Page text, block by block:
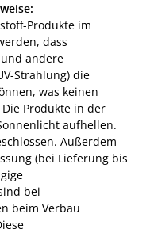
Produkte im
dass
andere
Strahlung) die
was keinen
Produkte in der
aufhellen.
Außerdem
(bei Lieferung bis
bei
beim Verbau